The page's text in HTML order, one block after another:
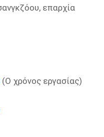
επαρχία
(Ο χρόνος εργασίας)